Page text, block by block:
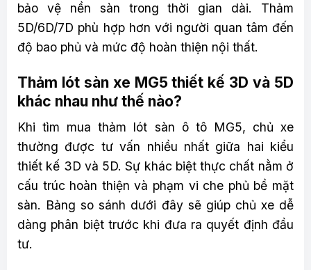
bảo vệ nền sàn trong thời gian dài. Thảm
5D/6D/7D phù hợp hơn với người quan tâm đến
độ bao phủ và mức độ hoàn thiện nội thất.
Thảm lót sàn xe MG5 thiết kế 3D và 5D
khác nhau như thế nào?
Khi tìm mua thảm lót sàn ô tô MG5, chủ xe
thường được tư vấn nhiều nhất giữa hai kiểu
thiết kế 3D và 5D. Sự khác biệt thực chất nằm ở
cấu trúc hoàn thiện và phạm vi che phủ bề mặt
sàn. Bảng so sánh dưới đây sẽ giúp chủ xe dễ
dàng phân biệt trước khi đưa ra quyết định đầu
tư.